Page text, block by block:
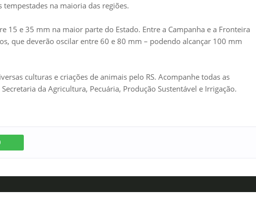
na maioria das regiões.
15 e 35 mm na maior parte do Estado. Entre a Campanha e a Fronteira
que deverão oscilar entre 60 e 80 mm – podendo alcançar 100 mm
culturas e criações de animais pelo RS. Acompanhe todas as
da Agricultura, Pecuária, Produção Sustentável e Irrigação.